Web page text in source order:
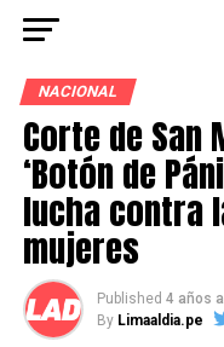
NACIONAL
Corte de
‘Botón de
lucha contra
mujeres
Published 4 años
By Limaaldia.pe